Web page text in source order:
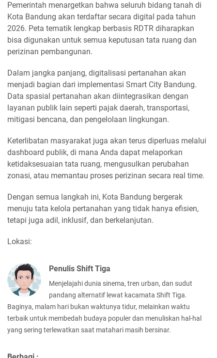
Pemerintah menargetkan bahwa seluruh bidang tanah di
Kota Bandung akan terdaftar secara digital pada tahun
2026. Peta tematik lengkap berbasis RDTR diharapkan
bisa digunakan untuk semua keputusan tata ruang dan
perizinan pembangunan.
Dalam jangka panjang, digitalisasi pertanahan akan
menjadi bagian dari implementasi Smart City Bandung.
Data spasial pertanahan akan diintegrasikan dengan
layanan publik lain seperti pajak daerah, transportasi,
mitigasi bencana, dan pengelolaan lingkungan.
Keterlibatan masyarakat juga akan terus diperluas melalui
dashboard publik, di mana Anda dapat melaporkan
ketidaksesuaian tata ruang, mengusulkan perubahan
zonasi, atau memantau proses perizinan secara real time.
Dengan semua langkah ini, Kota Bandung bergerak
menuju tata kelola pertanahan yang tidak hanya efisien,
tetapi juga adil, inklusif, dan berkelanjutan.
Lokasi:
Penulis Shift Tiga
Menjelajahi dunia sinema, tren urban, dan sudut
pandang alternatif lewat kacamata Shift Tiga.
Baginya, malam hari bukan waktunya tidur, melainkan waktu
terbaik untuk membedah budaya populer dan menuliskan hal-hal
yang sering terlewatkan saat matahari masih bersinar.